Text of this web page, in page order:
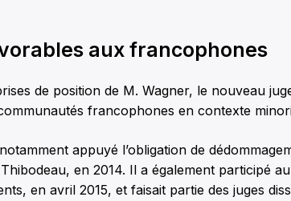
aux francophones
de position de M. Wagner, le nouveau
francophones en contexte
appuyé l’obligation de
Thibodeau, en 2014. Il a également participé
en avril 2015, et faisait partie des juges